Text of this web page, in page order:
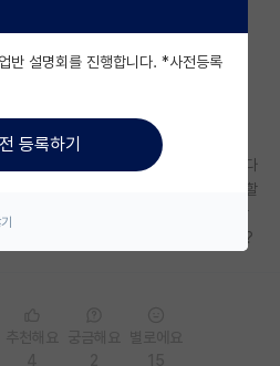
시판
보면 불리한 내용이 빠져있는 경우가 많다
자가 되고 싶었는데 해석 방식을 달리 할
학적 발전에 도움이 될까? 라는 회의감
하는게 긍정적인 발전에 도움이 될까요?
반 설명회를 진행합니다. *사전등록
등록하기